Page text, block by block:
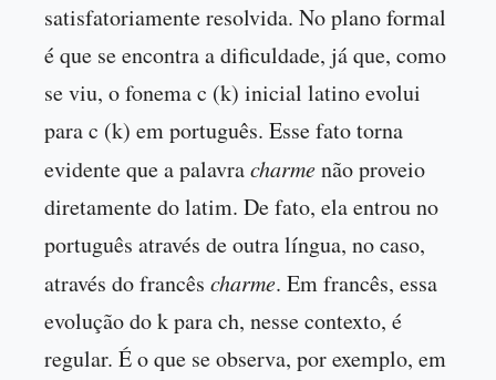
satisfatoriamente resolvida. No plano formal
é que se encontra a dificuldade, já que, como
se viu, o fonema c (k) inicial latino evolui
para c (k) em português. Esse fato torna
evidente que a palavracharmenão proveio
diretamente do latim. De fato, ela entrou no
português através de outra língua, no caso,
através do francês charme. Em francês, essa
evolução do k para ch, nesse contexto, é
regular. É o que se observa, por exemplo, em